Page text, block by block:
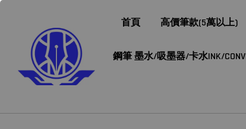
首頁 高價筆款(5萬以上)
鋼筆 墨水/吸墨器/卡水INK/